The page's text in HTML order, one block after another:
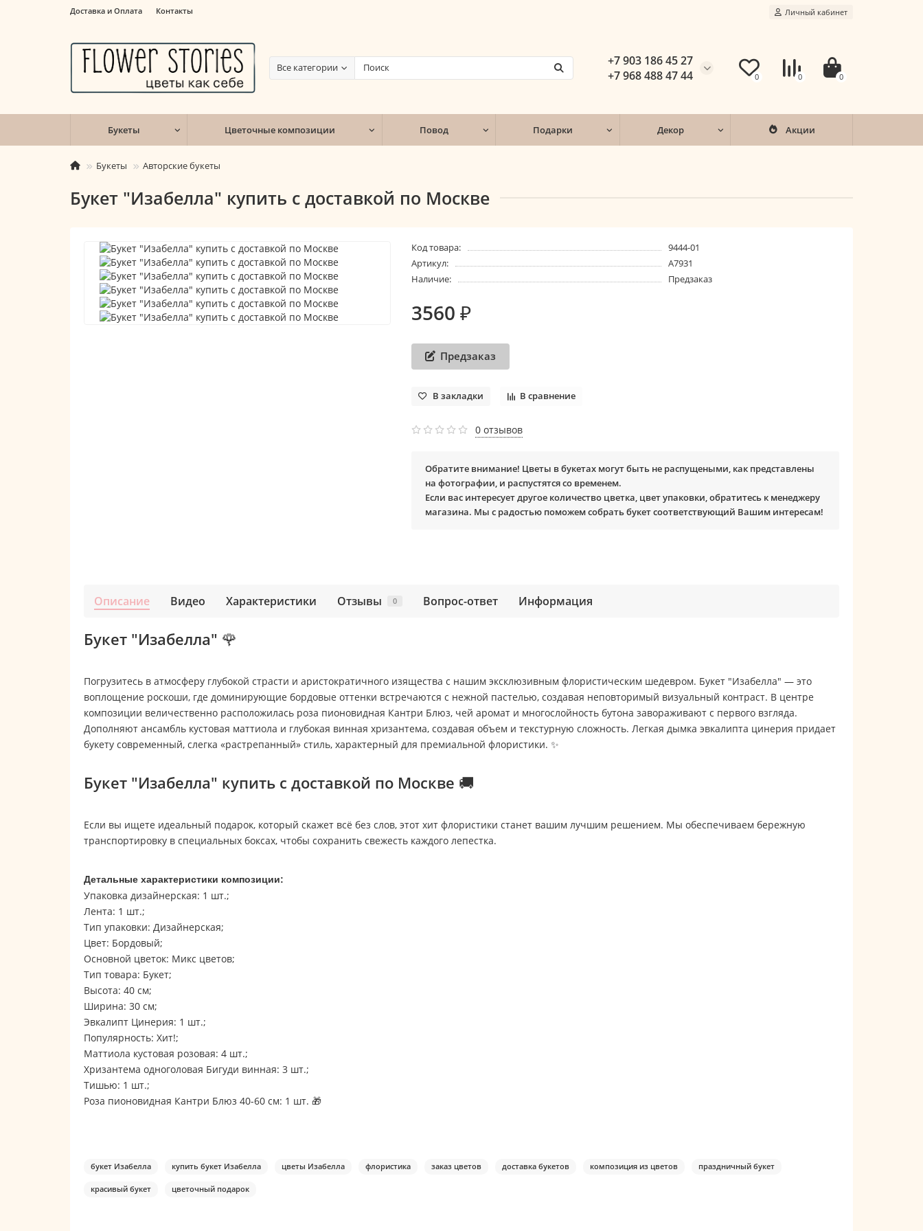
Доставка и Оплата Контакты Личный кабинет
Все категории
+7 903 186 45 27
+7 968 488 47 44
0 0 0
Букеты Цветочные композиции Повод Подарки Декор Акции
Букеты Авторские букеты
Букет "Изабелла" купить с доставкой по Москве
Код товара:
9444-01
Артикул:
A7931
Наличие:
Предзаказ
3560 ₽
Предзаказ
В закладки В сравнение
0 отзывов
Обратите внимание! Цветы в букетах могут быть не распущеными, как представлены
на фотографии, и распустятся со временем.
Если вас интересует другое количество цветка, цвет упаковки, обратитесь к менеджеру
магазина. Мы с радостью поможем собрать букет соответствующий Вашим интересам!
Описание Видео Характеристики Отзывы 0 Вопрос-ответ Информация
Букет "Изабелла" 🌹
Погрузитесь в атмосферу глубокой страсти и аристократичного изящества с нашим эксклюзивным флористическим шедевром. Букет "Изабелла" — это
воплощение роскоши, где доминирующие бордовые оттенки встречаются с нежной пастелью, создавая неповторимый визуальный контраст. В центре
композиции величественно расположилась роза пионовидная Кантри Блюз, чей аромат и многослойность бутона завораживают с первого взгляда.
Дополняют ансамбль кустовая маттиола и глубокая винная хризантема, создавая объем и текстурную сложность. Легкая дымка эвкалипта цинерия придает
букету современный, слегка «растрепанный» стиль, характерный для премиальной флористики. ✨
Букет "Изабелла" купить с доставкой по Москве 🚚
Если вы ищете идеальный подарок, который скажет всё без слов, этот хит флористики станет вашим лучшим решением. Мы обеспечиваем бережную
транспортировку в специальных боксах, чтобы сохранить свежесть каждого лепестка.
Детальные характеристики композиции:
Упаковка дизайнерская: 1 шт.;
Лента: 1 шт.;
Тип упаковки: Дизайнерская;
Цвет: Бордовый;
Основной цветок: Микс цветов;
Тип товара: Букет;
Высота: 40 см;
Ширина: 30 см;
Эвкалипт Цинерия: 1 шт.;
Популярность: Хит!;
Маттиола кустовая розовая: 4 шт.;
Хризантема одноголовая Бигуди винная: 3 шт.;
Тишью: 1 шт.;
Роза пионовидная Кантри Блюз 40-60 см: 1 шт. 🎁
букет Изабелла купить букет Изабелла цветы Изабелла флористика заказ цветов доставка букетов композиция из цветов праздничный букет
красивый букет цветочный подарок